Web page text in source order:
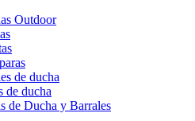
Outdoor
de ducha
de ducha
de Ducha y Barrales